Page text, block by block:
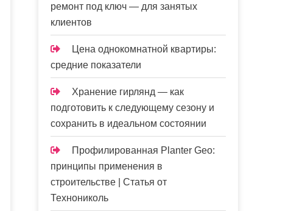
ремонт под ключ — для занятых
клиентов
Цена однокомнатной квартиры:
средние показатели
Хранение гирлянд — как
подготовить к следующему сезону и
сохранить в идеальном состоянии
Профилированная Planter Geo:
принципы применения в
строительстве | Статья от
Технониколь